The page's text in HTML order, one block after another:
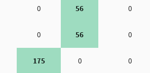
0 56 0
0 56 0
175 0 0